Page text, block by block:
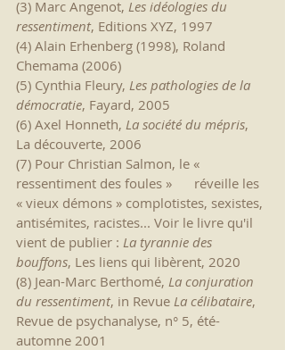
(3) Marc Angenot, Les idéologies du
ressentiment, Editions XYZ, 1997
(4) Alain Erhenberg (1998), Roland
Chemama (2006)
(5) Cynthia Fleury, Les pathologies de la
démocratie, Fayard, 2005
(6) Axel Honneth, La société du mépris,
La découverte, 2006
(7) Pour Christian Salmon, le «
ressentiment des foules » 	réveille les
« vieux démons » complotistes, sexistes,
antisémites, racistes... Voir le livre qu'il
vient de publier : La tyrannie des
bouffons, Les liens qui libèrent, 2020
(8) Jean-Marc Berthomé, La conjuration
du ressentiment, in Revue La célibataire,
Revue de psychanalyse, n° 5, été-
automne 2001